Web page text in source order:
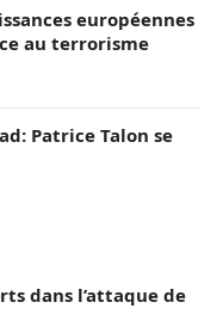
européennes
au terrorisme
Patrice Talon se
dans l’attaque de